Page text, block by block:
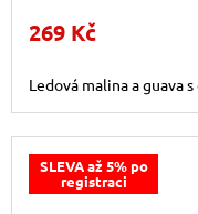
269 Kč
Ledová malina a guava
SLEVA až 5% po
registraci